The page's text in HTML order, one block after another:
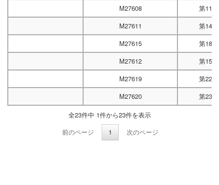
M27608
第11
M27611
第14
M27615
第18
M27612
第15
M27619
第22
M27620
第23
全23件中 1件から23件を表示
前のページ
1 次のページ